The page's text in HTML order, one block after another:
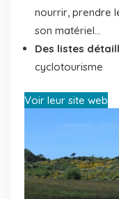
nourrir, prendre
son matériel...
Des listes
cyclotourisme
Voir leur site web